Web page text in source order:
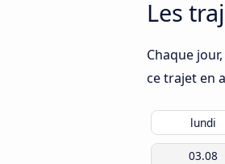
Les
Chaque
ce trajet en
lundi
03.08